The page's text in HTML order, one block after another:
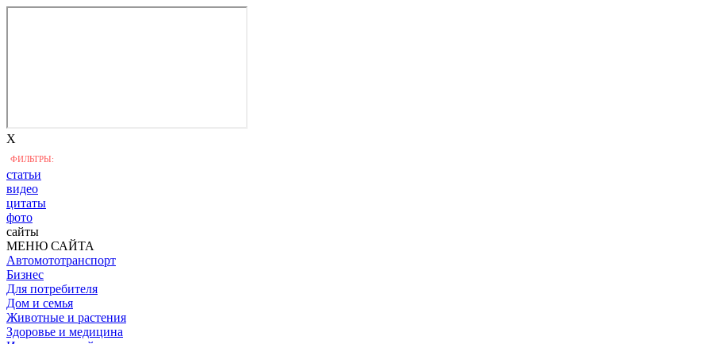
X
ФИЛЬТРЫ:
статьи
видео
цитаты
фото
сайты
МЕНЮ САЙТА
Автомототранспорт
Бизнес
Для потребителя
Дом и семья
Животные и растения
Здоровье и медицина